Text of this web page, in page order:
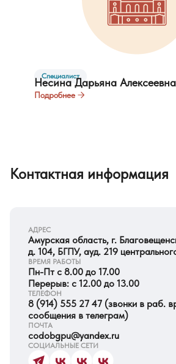
Специалист
Несина Дарьяна Алексеевна
Подробнее
Контактная информация
АДРЕС
Амурская область, г.
д. 104, БГПУ, ауд. 219
ВРЕМЯ РАБОТЫ
Пн-Пт с 8.00 до 17.00
Перерыв: с 12.00 до 13.00
ТЕЛЕФОН
8 (914) 555 27 47 (звонки в раб.
сообщения в телеграм)
ПОЧТА
codobgpu@yandex.ru
СОЦИАЛЬНЫЕ СЕТИ